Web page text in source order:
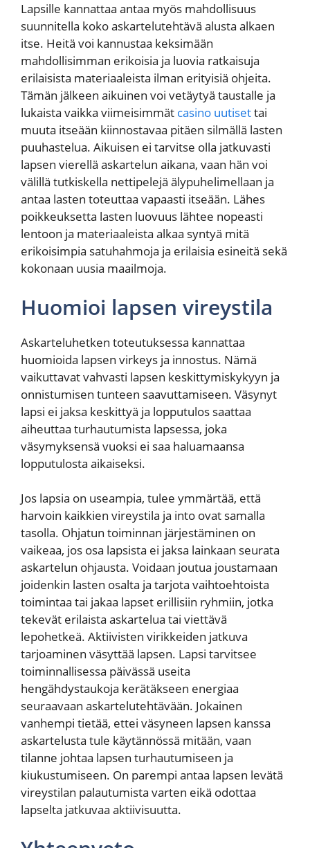
Lapsille kannattaa antaa myös mahdollisuus
suunnitella koko askartelutehtävä alusta alkaen
itse. Heitä voi kannustaa keksimään
mahdollisimman erikoisia ja luovia ratkaisuja
erilaisista materiaaleista ilman erityisiä ohjeita.
Tämän jälkeen aikuinen voi vetäytyä taustalle ja
lukaista vaikka viimeisimmät casino uutisettai
muuta itseään kiinnostavaa pitäen silmällä lasten
puuhastelua. Aikuisen ei tarvitse olla jatkuvasti
lapsen vierellä askartelun aikana, vaan hän voi
välillä tutkiskella nettipelejä älypuhelimellaan ja
antaa lasten toteuttaa vapaasti itseään. Lähes
poikkeuksetta lasten luovuus lähtee nopeasti
lentoon ja materiaaleista alkaa syntyä mitä
erikoisimpia satuhahmoja ja erilaisia esineitä sekä
kokonaan uusia maailmoja.
Huomioi lapsen vireystila
Askarteluhetken toteutuksessa kannattaa
huomioida lapsen virkeys ja innostus. Nämä
vaikuttavat vahvasti lapsen keskittymiskykyyn ja
onnistumisen tunteen saavuttamiseen. Väsynyt
lapsi ei jaksa keskittyä ja lopputulos saattaa
aiheuttaa turhautumista lapsessa, joka
väsymyksensä vuoksi ei saa haluamaansa
lopputulosta aikaiseksi.
Jos lapsia on useampia, tulee ymmärtää, että
harvoin kaikkien vireystila ja into ovat samalla
tasolla. Ohjatun toiminnan järjestäminen on
vaikeaa, jos osa lapsista ei jaksa lainkaan seurata
askartelun ohjausta. Voidaan joutua joustamaan
joidenkin lasten osalta ja tarjota vaihtoehtoista
toimintaa tai jakaa lapset erillisiin ryhmiin, jotka
tekevät erilaista askartelua tai viettävä
lepohetkeä. Aktiivisten virikkeiden jatkuva
tarjoaminen väsyttää lapsen. Lapsi tarvitsee
toiminnallisessa päivässä useita
hengähdystaukoja kerätäkseen energiaa
seuraavaan askartelutehtävään. Jokainen
vanhempi tietää, ettei väsyneen lapsen kanssa
askartelusta tule käytännössä mitään, vaan
tilanne johtaa lapsen turhautumiseen ja
kiukustumiseen. On parempi antaa lapsen levätä
vireystilan palautumista varten eikä odottaa
lapselta jatkuvaa aktiivisuutta.